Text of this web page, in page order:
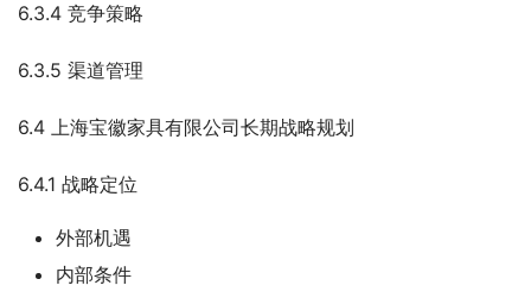
6.3.4 竞争策略
6.3.5 渠道管理
6.4 上海宝徽家具有限公司长期战略规划
6.4.1 战略定位
外部机遇
内部条件